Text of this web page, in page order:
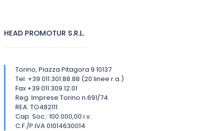
HEAD PROMOTUR S.R.L.
Torino, Piazza Pitagora 9 10137
Tel. +39 011.301.88.88 (20 linee r.a.)
Fax +39 011.309.12.01
Reg. Imprese Torino n.691/74
REA: TO482111
Cap. Soc.: 100.000,00 i.v.
C.F./P.IVA 01014630014